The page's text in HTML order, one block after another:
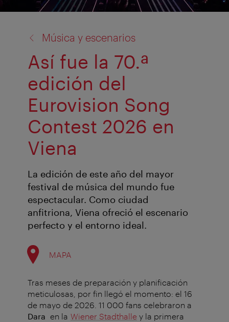
Música y escenarios
Así fue la 70.ª
edición del
Eurovision Song
Contest 2026 en
Viena
La edición de este año del mayor
festival de música del mundo fue
espectacular. Como ciudad
anfitriona, Viena ofreció el escenario
perfecto y el entorno ideal.
MAPA
Tras meses de preparación y planificación
meticulosas, por fin llegó el momento: el 16
de mayo de 2026. 11 000 fans celebraron a
Dara en la Wiener Stadthalle y la primera